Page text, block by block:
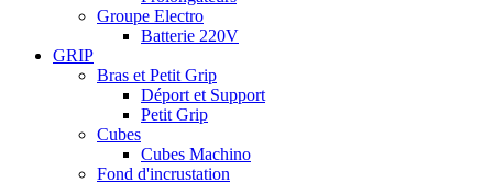
Groupe Electro
Batterie 220V
GRIP
Bras et Petit Grip
Déport et Support
Petit Grip
Cubes
Cubes Machino
Fond d'incrustation